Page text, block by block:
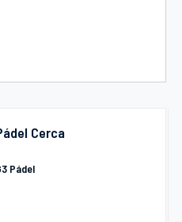
Cerca
Pádel